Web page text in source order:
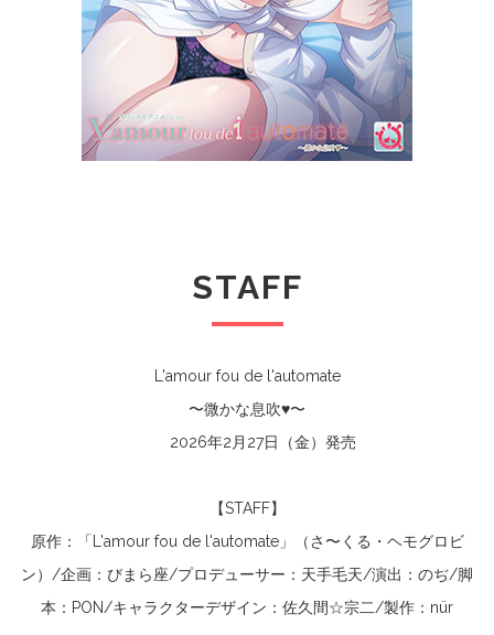
STAFF
L'amour fou de l'automate
〜微かな息吹♥〜
2026年2月27日（金）発売
【STAFF】
原作：「L'amour fou de l'automate」（さ〜くる・ヘモグロビ
ン）/企画：びまら座/プロデューサー：天手毛天/演出：のぢ/脚
本：PON/キャラクターデザイン：佐久間☆宗二/製作：nür